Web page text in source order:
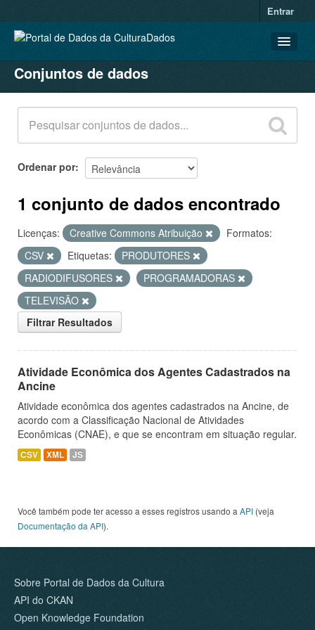
Entrar
CONJUNTOS DE DADOS
ORGANIZAÇÕES
GRUPOS
SOBRE
Conjuntos de dados
Ordenar por
1 conjunto de dados encontrado
Licenças: Creative Commons Atribuição
Formatos:
CSV
Etiquetas:
PRODUTORES
RADIODIFUSORES
PROGRAMADORAS
TELEVISÃO
Filtrar Resultados
Atividade Econômica dos Agentes Cadastrados na
Ancine
Atividade econômica dos agentes cadastrados na Ancine, de
acordo com a Classificação Nacional de Atividades
Econômicas (CNAE), e que se encontram em situação regular.
CSV XML JS
Você também pode ter acesso a esses registros usando a API (veja
Documentação da API).
Sobre Portal de Dados da Cultura
API do CKAN
Open Knowledge Foundation